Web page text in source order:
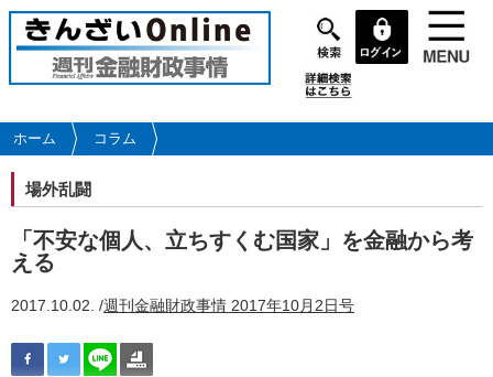
メ
イ
コ
ン
に
移
動
ホーム コラム
場外乱闘
「不安な個人、立ちすくむ国家」を金融から考
える
2017.10.02. /週刊金融財政事情 2017年10月2日号